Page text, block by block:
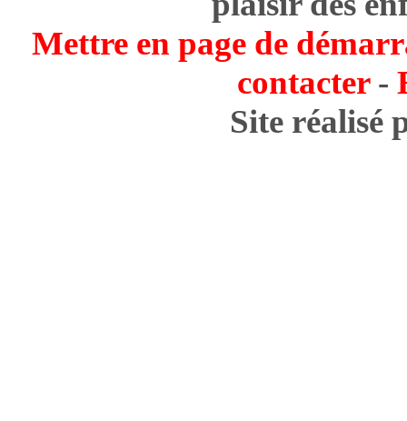
Mettre en page de
contacter-
Site réalisé